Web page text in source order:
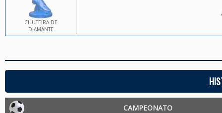
CHUTEIRA DE
DIAMANTE
CAMPEONATO